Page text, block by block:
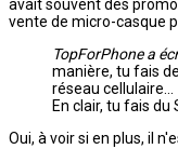
avait souvent des
vente de micro-casque
TopForPhone a
manière, tu fais
réseau cellulaire...
En clair, tu fais du
Oui, à voir si en plus, il